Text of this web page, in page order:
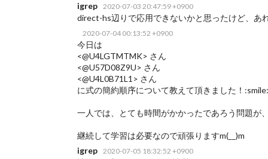
igrep
2020-07-03 20:47:59 +0900
direct-hs辺りで応用できないかと思ったけど、あ
2020-07-04 00:13:52 +0900
今日は
<@U4LGTMTMK> さん
<@U57D08Z9U> さん
<@U4L0B71L1> さん
に式の簡約順序について教えて頂きました！:smile:
一人では、とても時間がかかったであろう問題が
継続して学習は必要なので頑張りますm(__)m
igrep
2020-07-05 18:32:52 +0900